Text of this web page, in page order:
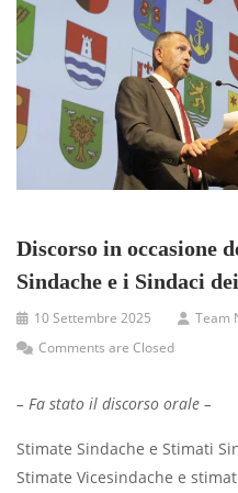
Discorso in occasione
Sindache e i Sindaci
10 Settembre 2025 Team
Comments are Closed
– Fa stato il discorso orale –
Stimate Sindache e Stimati
Stimate Vicesindache e